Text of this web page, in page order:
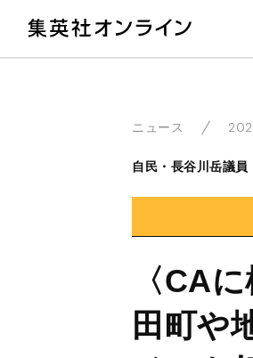
ニュース
自民・長谷川岳議員
〈CA
田町や